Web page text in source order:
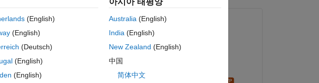
Online에서 열기
질문:
2024년 2월 26일
(English)
(English)
(Deutsch)
(English)
(English)
Australia(English)
India(English)
New Zealand (English)
中国
简体中文